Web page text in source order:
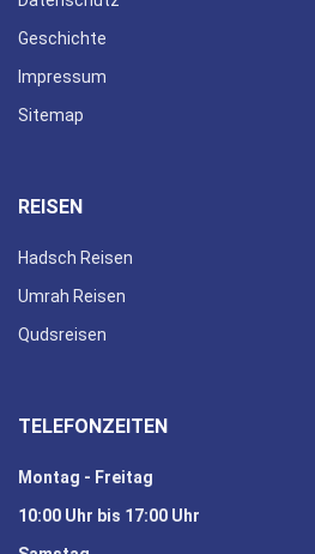
Geschichte
Impressum
Sitemap
REISEN
Hadsch Reisen
Umrah Reisen
Qudsreisen
TELEFONZEITEN
Montag - Freitag
10:00 Uhr bis 17:00 Uhr